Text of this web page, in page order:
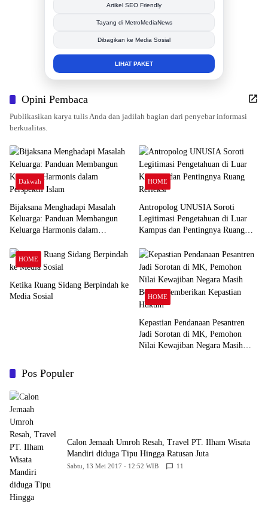
Publikasi Kegiatan
Berita Promosi
Tingkatkan Branding Anda
INFO SELENGKAPNYA
Opini Pembaca
Publikasikan karya tulis Anda dan jadilah bagian dari penyebar informasi
berkualitas.
Dakwah
Bijaksana Menghadapi Masalah
Keluarga: Panduan Membangun
Keluarga Harmonis dalam
HOME
Antropolog UNUSIA Soroti
Legitimasi Pengetahuan di Luar
Kampus dan Pentingnya Ruang
HOME
Ketika Ruang Sidang Berpindah ke
Media Sosial
HOME
Kepastian Pendanaan Pesantren
Jadi Sorotan di MK, Pemohon
Nilai Kewajiban Negara Masih
Pos Populer
Calon Jemaah Umroh Resah, Travel PT. Ilham Wisata
Mandiri diduga Tipu Hingga Ratusan Juta
Sabtu, 13 Mei 2017 - 12:52 WIB 11